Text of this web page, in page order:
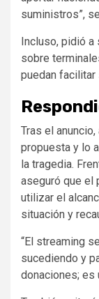
suministros”,
Incluso, pidió
sobre
puedan facilitar
Tras el
propuesta y lo
la tragedia.
aseguró que el
utilizar el
situación y
“El streaming
sucediendo y
donaciones; es